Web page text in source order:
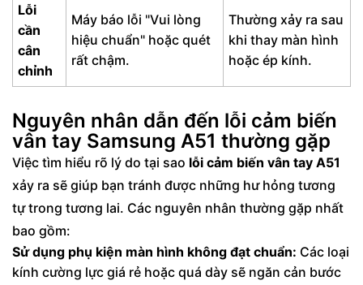
Lỗi
cần
cân
chỉnh
Máy báo lỗi "Vui lòng
hiệu chuẩn" hoặc quét
rất chậm.
Thường xảy ra sau
khi thay màn hình
hoặc ép kính.
Nguyên nhân dẫn đến lỗi cảm biến
vân tay Samsung A51 thường gặp
Việc tìm hiểu rõ lý do tại sao lỗi cảm biến vân tay A51
xảy ra sẽ giúp bạn tránh được những hư hỏng tương
tự trong tương lai. Các nguyên nhân thường gặp nhất
bao gồm:
Sử dụng phụ kiện màn hình không đạt chuẩn: Các loại
kính cường lực giá rẻ hoặc quá dày sẽ ngăn cản bước